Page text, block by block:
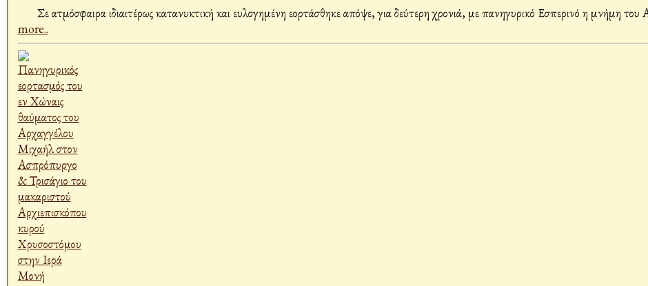
Σε ατμόσφαιρα ιδιαιτέρως κατανυκτική και ευλογημένη εορτάσθηκε απόψε, για δεύτερη χρονιά, με πανηγυρικό Εσπερινό η μνήμη
more..